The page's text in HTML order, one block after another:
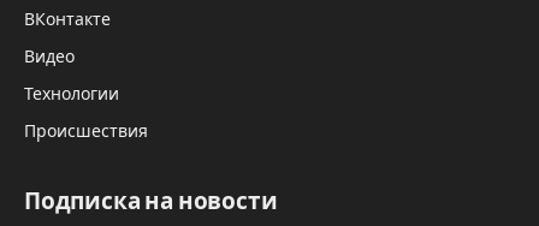
ВКонтакте
Видео
Технологии
Происшествия
Подписка на новости